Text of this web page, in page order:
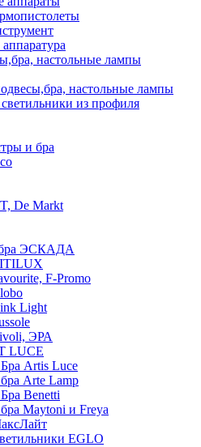
настольные лампы
настольные лампы
из профиля
и бра
De Markt
ЭСКАДА
F-Promo
Light
ЭРА
LUCE
Artis Luce
Arte Lamp
Benetti
Maytoni и Freya
EGLO